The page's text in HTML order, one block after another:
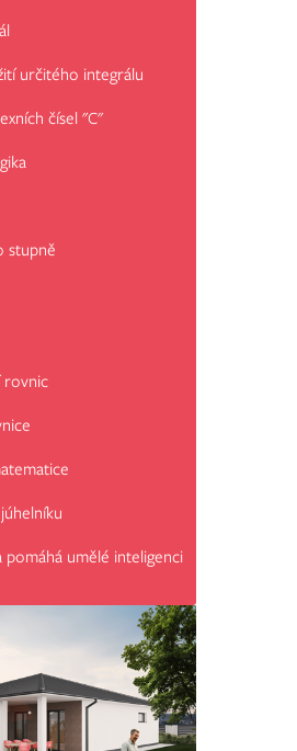
určitého integrálu
čísel "C"
stupně
rovnic
pomáhá umělé inteligenci